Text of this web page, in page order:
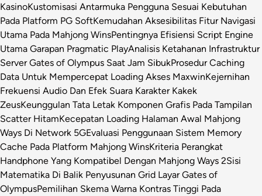
KasinoKustomisasi Antarmuka Pengguna Sesuai Kebutuhan
Pada Platform PG SoftKemudahan Aksesibilitas Fitur Navigasi
Utama Pada Mahjong WinsPentingnya Efisiensi Script Engine
Utama Garapan Pragmatic PlayAnalisis Ketahanan Infrastruktur
Server Gates of Olympus Saat Jam SibukProsedur Caching
Data Untuk Mempercepat Loading Akses MaxwinKejernihan
Frekuensi Audio Dan Efek Suara Karakter Kakek
ZeusKeunggulan Tata Letak Komponen Grafis Pada Tampilan
Scatter HitamKecepatan Loading Halaman Awal Mahjong
Ways Di Network 5GEvaluasi Penggunaan Sistem Memory
Cache Pada Platform Mahjong WinsKriteria Perangkat
Handphone Yang Kompatibel Dengan Mahjong Ways 2Sisi
Matematika Di Balik Penyusunan Grid Layar Gates of
OlympusPemilihan Skema Warna Kontras Tinggi Pada